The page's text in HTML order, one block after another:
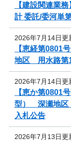
【建設関連業
計 委託/委河単
2026年7月14日更
【恵経第0801
地区 用水路第
2026年7月14日更
【恵か第0801
型） 深瀬地区
入札公告
2026年7月13日更